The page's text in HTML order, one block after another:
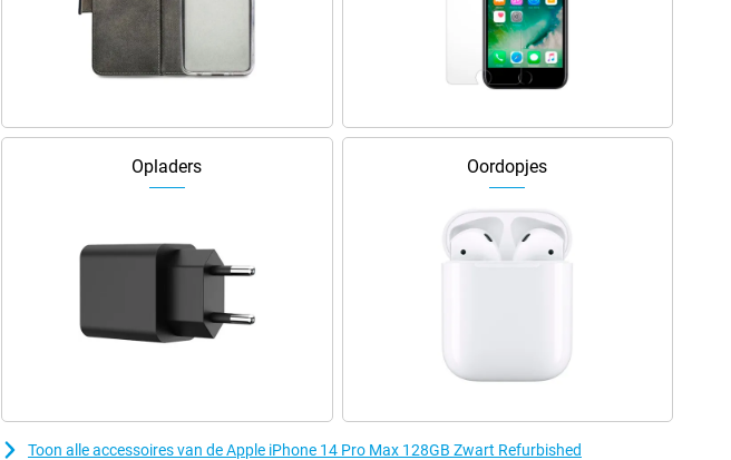
Opladers Oordopjes
Toon alle accessoires van de Apple iPhone 14 Pro Max 128GB Zwart Refurbished